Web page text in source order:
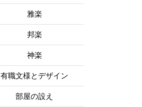
雅楽
邦楽
神楽
有職文様とデザイン
部屋の設え